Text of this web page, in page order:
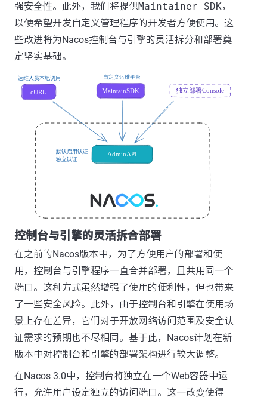
强安全性。此外，我们将提供Maintainer-SDK，
以便希望开发自定义管理程序的开发者方便使用。这
些改进将为Nacos控制台与引擎的灵活拆分和部署奠
定坚实基础。
控制台与引擎的灵活拆合部署
在之前的Nacos版本中，为了方便用户的部署和使
用，控制台与引擎程序一直合并部署，且共用同一个
端口。这种方式虽然增强了使用的便利性，但也带来
了一些安全风险。此外，由于控制台和引擎在使用场
景上存在差异，它们对于开放网络访问范围及安全认
证需求的预期也不尽相同。基于此，Nacos计划在新
版本中对控制台和引擎的部署架构进行较大调整。
在Nacos 3.0中，控制台将独立在一个Web容器中运
行，允许用户设定独立的访问端口。这一改变使得